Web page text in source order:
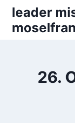
Zum
Inhalt
springen
leader
26.